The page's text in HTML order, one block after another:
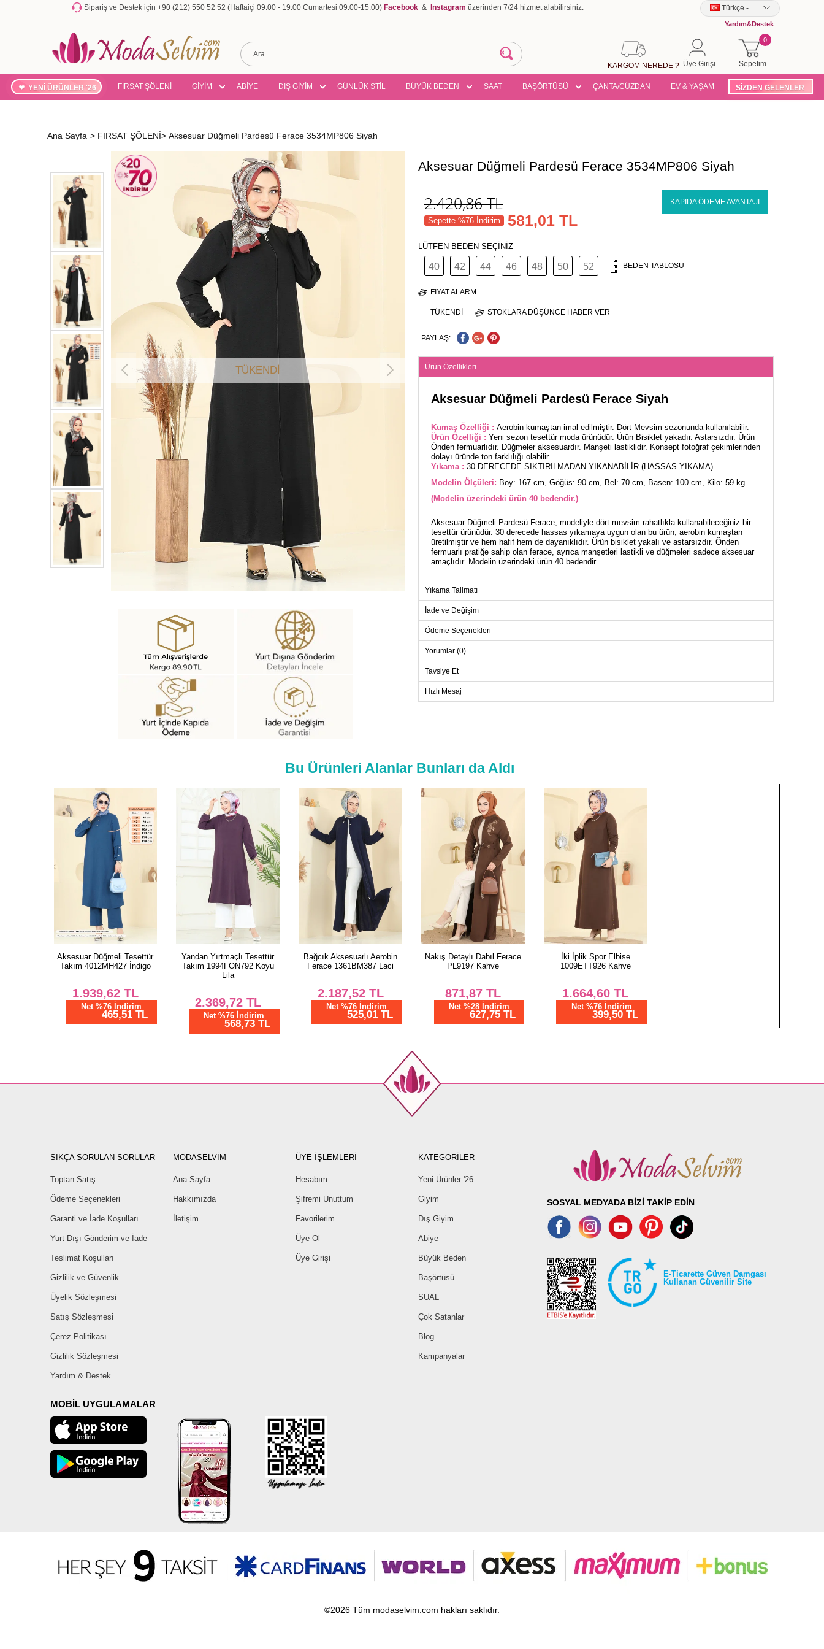
Sipariş ve Destek için +90 (212) 550 52 52 (Haftaiçi 09:00 - 19:00 Cumartesi 09:00-15:00) Facebook & Instagram üzerinden 7/24 hizmet alabilirsiniz. Türkçe -
Yardım&Destek
Sepetim
0
Üye Girişi
KARGOM NEREDE ?
YENİ ÜRÜNLER '26 FIRSAT ŞÖLENİ GİYİM ABİYE DIŞ GİYİM GÜNLÜK STİL BÜYÜK BEDEN SAAT BAŞÖRTÜSÜ ÇANTA/CÜZDAN EV & YAŞAM SİZDEN GELENLER
Ana Sayfa > FIRSAT ŞÖLENİ> Aksesuar Düğmeli Pardesü Ferace 3534MP806 Siyah
TÜKENDİ
Aksesuar Düğmeli Pardesü Ferace 3534MP806 Siyah
2.420,86TL KAPIDA ÖDEME AVANTAJI
Sepette %76 İndirim 581,01 TL
LÜTFEN BEDEN SEÇİNİZ
40 42 44 46 48 50 52 BEDEN TABLOSU
FIYAT ALARM
TÜKENDI STOKLARA DÜŞÜNCE HABER VER
PAYLAŞ:
Ürün Özellikleri
Aksesuar Düğmeli Pardesü Ferace Siyah
Kumaş Özelliği : Aerobin kumaştan imal edilmiştir. Dört Mevsim sezonunda kullanılabilir.
Ürün Özelliği : Yeni sezon tesettür moda ürünüdür. Ürün Bisiklet yakadır. Astarsızdır. Ürün
Önden fermuarlıdır. Düğmeler aksesuardır. Manşeti lastiklidir. Konsept fotoğraf çekimlerinden
dolayı üründe ton farklılığı olabilir.
Yıkama : 30 DERECEDE SIKTIRILMADAN YIKANABİLİR.(HASSAS YIKAMA)
Modelin Ölçüleri: Boy: 167 cm, Göğüs: 90 cm, Bel: 70 cm, Basen: 100 cm, Kilo: 59 kg.
(Modelin üzerindeki ürün 40 bedendir.)
Aksesuar Düğmeli Pardesü Ferace, modeliyle dört mevsim rahatlıkla kullanabileceğiniz bir
tesettür ürünüdür. 30 derecede hassas yıkamaya uygun olan bu ürün, aerobin kumaştan
üretilmiştir ve hem hafif hem de dayanıklıdır. Ürün bisiklet yakalı ve astarsızdır. Önden
fermuarlı pratiğe sahip olan ferace, ayrıca manşetleri lastikli ve düğmeleri sadece aksesuar
amaçlıdır. Modelin üzerindeki ürün 40 bedendir.
42
104
140
50
120
140
Yıkama Talimatı
İade ve Değişim
Ödeme Seçenekleri
Yorumlar (0)
Tavsiye Et
Hızlı Mesaj
Bu Ürünleri Alanlar Bunları da Aldı
Aksesuar Düğmeli Tesettür
Takım 4012MH427 İndigo
1.939,62TL
Net %76 İndirim
465,51 TL
Yandan Yırtmaçlı Tesettür
Takım 1994FON792 Koyu
Lila
2.369,72TL
Net %76 İndirim
568,73 TL
Bağcık Aksesuarlı Aerobin
Ferace 1361BM387 Laci
2.187,52TL
Net %76 İndirim
525,01 TL
Nakış Detaylı Dabıl Ferace
PL9197 Kahve
871,87TL
Net %28 İndirim
627,75 TL
İki İplik Spor Elbise
1009ETT926 Kahve
1.664,60 TL
Net %76 İndirim
399,50 TL
SIKÇA SORULAN SORULAR
Toptan Satış
Ödeme Seçenekleri
Garanti ve İade Koşulları
Yurt Dışı Gönderim ve İade
Teslimat Koşulları
Gizlilik ve Güvenlik
Üyelik Sözleşmesi
Satış Sözleşmesi
Çerez Politikası
Gizlilik Sözleşmesi
Yardım & Destek
MODASELVİM
Ana Sayfa
Hakkımızda
İletişim
ÜYE İŞLEMLERİ
Hesabım
Şifremi Unuttum
Favorilerim
Üye Ol
Üye Girişi
KATEGORİLER
Yeni Ürünler '26
Giyim
Dış Giyim
Abiye
Büyük Beden
Başörtüsü
SUAL
Çok Satanlar
Blog
Kampanyalar
MOBİL UYGULAMALAR
SOSYAL MEDYADA BİZİ TAKİP EDİN
E-Ticarette Güven Damgası
Kullanan Güvenilir Site
©2026 Tüm modaselvim.com hakları saklıdır.